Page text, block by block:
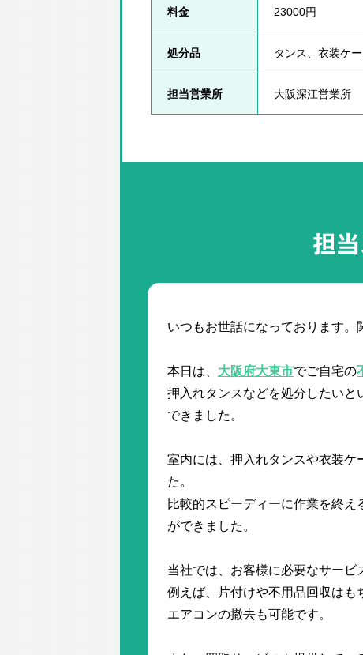
料金 23000円
処分品 タンス、衣装ケ
担当営業所 大阪深江営業所
担
いつもお世話になっております。
本日は、 大阪府大東市でご自宅の
押入れタンスなどを処分したい
できました。
室内には、押入れタンスや衣装
た。
比較的スピーディーに作業を終
ができました。
当社では、お客様に必要なサービ
例えば、片付けや不用品回収は
エアコンの撤去も可能です。